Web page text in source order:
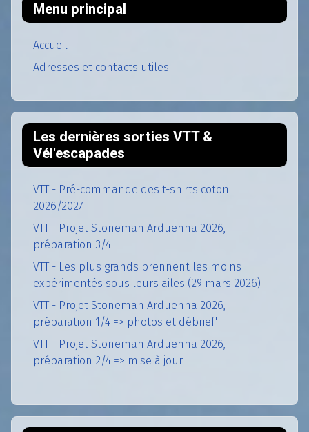
Menu principal
Accueil
Adresses et contacts utiles
Les dernières sorties VTT &
Vél'escapades
VTT - Pré-commande des t-shirts coton
2026/2027
VTT - Projet Stoneman Arduenna 2026,
préparation 3/4.
VTT - Les plus grands prennent les moins
expérimentés sous leurs ailes (29 mars 2026)
VTT - Projet Stoneman Arduenna 2026,
préparation 1/4 => photos et débrief'.
VTT - Projet Stoneman Arduenna 2026,
préparation 2/4 => mise à jour